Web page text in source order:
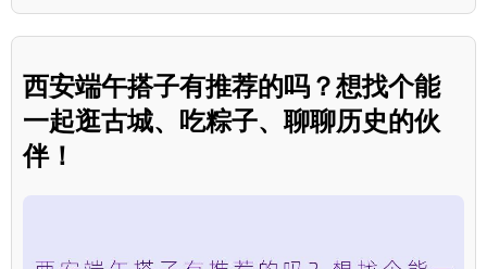
西安端午搭子有推荐的吗？想找个能
一起逛古城、吃粽子、聊聊历史的伙
伴！